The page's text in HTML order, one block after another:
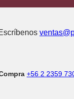
+56 2 2359